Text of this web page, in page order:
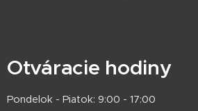
Otváracie hodiny
Pondelok - Piatok: 9:00 - 17:00